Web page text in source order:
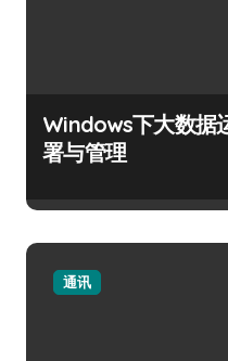
Windows下大数据
署与管理
通讯